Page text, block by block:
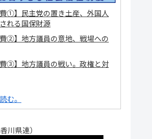
費①】民主党の置き土産、外国人
れる国保財源
費②】地方議員の意地、戦場への
費③】地方議員の戦い。政権と対
む。
川県連）